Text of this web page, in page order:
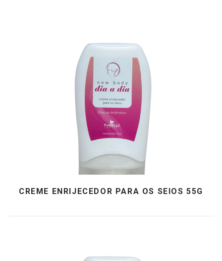
CREME ENRIJECEDOR PARA OS SEIOS 55G